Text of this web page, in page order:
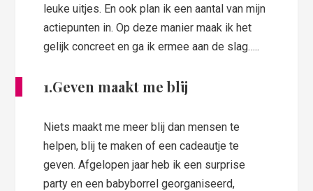
leuke uitjes. En ook plan ik een aantal van mijn
actiepunten in. Op deze manier maak ik het
gelijk concreet en ga ik ermee aan de slag…..
1.Geven maakt me blij
Niets maakt me meer blij dan mensen te
helpen, blij te maken of een cadeautje te
geven. Afgelopen jaar heb ik een surprise
party en een babyborrel georganiseerd,